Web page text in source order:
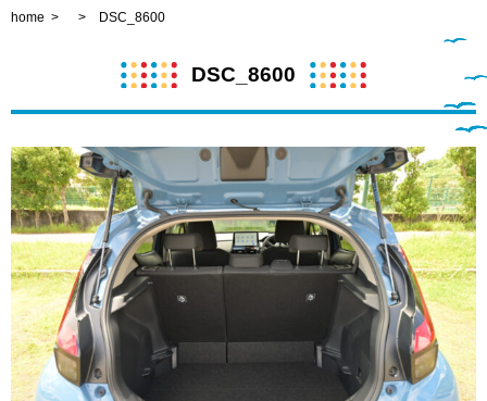
home DSC_8600
DSC_8600